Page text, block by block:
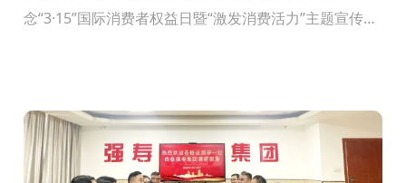
念“3·15”国际消费者权益日暨“激发消费活力”主题宣传活